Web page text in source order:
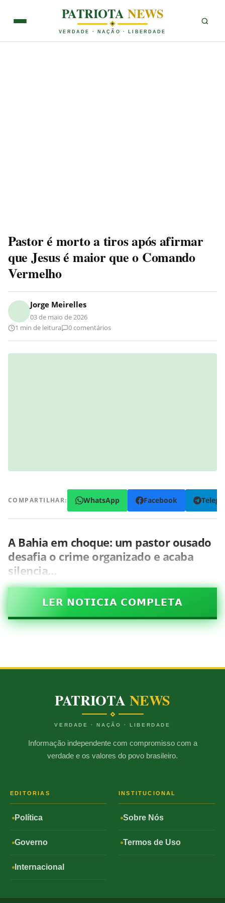
PATRIOTANEWS
VERDADE · NAÇÃO · LIBERDADE
Pastor é morto a tiros após afirmar
que Jesus é maior que o Comando
Vermelho
Jorge Meirelles
03 de maio de 2026
1 min de leitura
0 comentários
COMPARTILHAR: WhatsApp Facebook
A Bahia em choque: um pastor ousado
desafia o crime organizado e acaba
silencia…
𝗟𝗘𝗥 𝗡𝗢𝗧𝗜𝗖𝗜𝗔 𝗖𝗢𝗠𝗣𝗟𝗘𝗧𝗔
PATRIOTANEWS
VERDADE · NAÇÃO · LIBERDADE
Informação independente com compromisso com a
verdade e os valores do povo brasileiro.
EDITORIAS
Política
Governo
Internacional
INSTITUCIONAL
Sobre Nós
Termos de Uso